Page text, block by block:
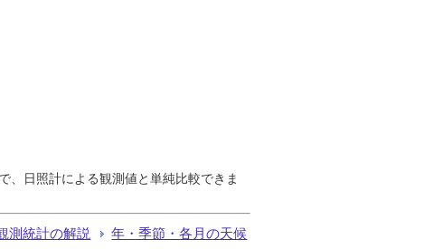
、日照計による観測値と単純比較できま
測統計の解説 年・季節・各月の天候